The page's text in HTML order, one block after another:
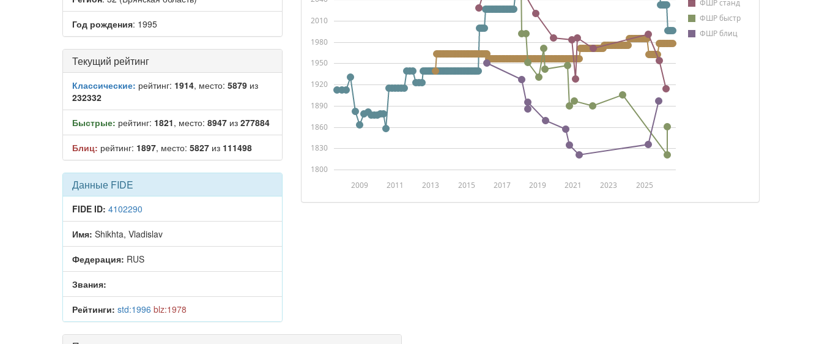
Год рождения: 1995
Текущий рейтинг
Классические: рейтинг: 1914, место: 5879 из
232332
Быстрые: рейтинг: 1821, место: 8947 из 277884
Блиц: рейтинг: 1897, место: 5827 из 111498
Данные FIDE
FIDE ID: 4102290
Имя: Shikhta, Vladislav
Федерация: RUS
Звания:
Рейтинги: std:1996 blz:1978
ФШР станд
ФШР быстр
ФШР блиц
2009 2011 2013 2015 2017 2019 2021 2023 2025
1800
1830
1860
1890
1920
1950
1980
2010